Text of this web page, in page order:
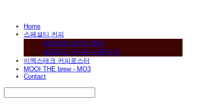
Home
스페셜티 커피
베리류와 와인의 향미
깔끔하고 구수한 누룽지 맛
이멕스테크 커피로스터
MOOI THE brew - MO3
Contact